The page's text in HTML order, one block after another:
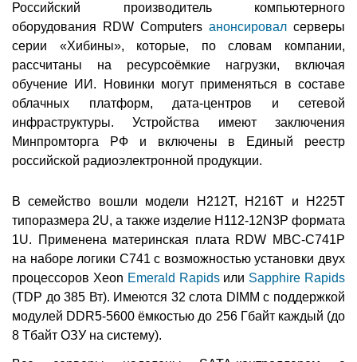
Российский производитель компьютерного
оборудования RDW Computers анонсировал серверы
серии «Хибины», которые, по словам компании,
рассчитаны на ресурсоёмкие нагрузки, включая
обучение ИИ. Новинки могут применяться в составе
облачных платформ, дата-центров и сетевой
инфраструктуры. Устройства имеют заключения
Минпромторга РФ и включены в Единый реестр
российской радиоэлектронной продукции.
В семейство вошли модели H212T, H216T и H225T
типоразмера 2U, а также изделие H112-12N3P формата
1U. Применена материнская плата RDW MBC-C741P
на наборе логики C741 с возможностью установки двух
процессоров Xeon Emerald Rapidsили Sapphire Rapids
(TDP до 385 Вт). Имеются 32 слота DIMM с поддержкой
модулей DDR5-5600 ёмкостью до 256 Гбайт каждый (до
8 Тбайт ОЗУ на систему).